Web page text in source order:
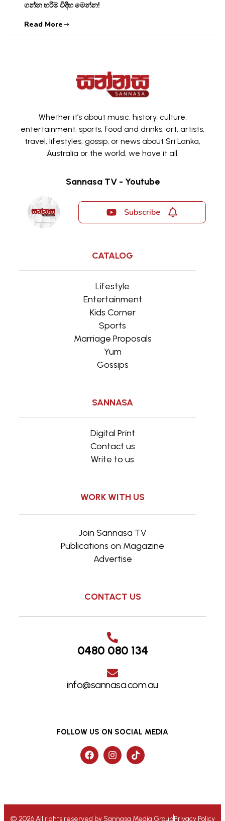
ගන්න හරිම විදිහ මෙන්න!
Read More
Whether it’s about music, history, culture,
entertainment, sports, food and drinks, art, artists,
travel, lifestyles, gossip, or news about Sri Lanka,
Australia or the world, we have it all.
Sannasa TV - Youtube
Subscribe
CATALOG
Lifestyle
Entertainment
Kids Corner
Sports
Marriage Proposals
Yum
Gossips
SANNASA
Digital Print
Contact us
Write to us
WORK WITH US
Join Sannasa TV
Publications on Magazine
Advertise
CONTACT US
0480 080 134
info@sannasa.com.au
FOLLOW US ON SOCIAL MEDIA
© 2026 All rights reserved by Sannasa Media GroupPrivacy Policy